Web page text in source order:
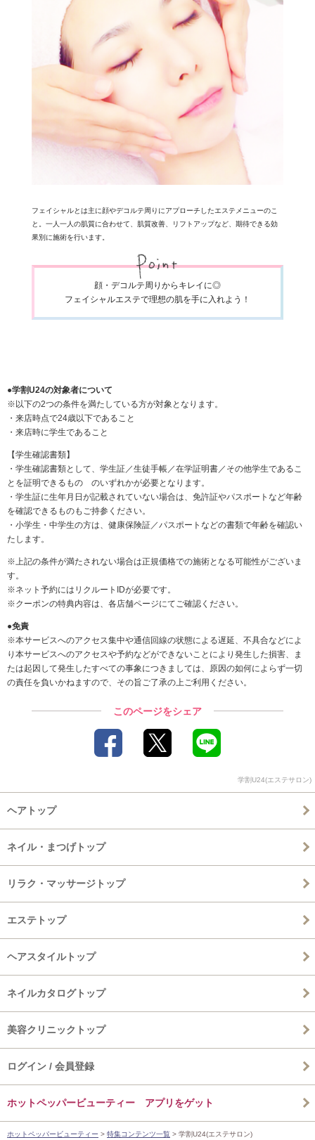
フェイシャルとは主に顔やデコルテ周りにアプローチしたエステメニューのこ
と。一人一人の肌質に合わせて、肌質改善、リフトアップなど、期待できる効
果別に施術を行います。
顔・デコルテ周りからキレイに◎
フェイシャルエステで理想の肌を手に入れよう！
●学割U24の対象者について
※以下の2つの条件を満たしている方が対象となります。
・来店時点で24歳以下であること
・来店時に学生であること
【学生確認書類】
・学生確認書類として、学生証／生徒手帳／在学証明書／その他学生であるこ
とを証明できるもの のいずれかが必要となります。
・学生証に生年月日が記載されていない場合は、免許証やパスポートなど年齢
を確認できるものもご持参ください。
・小学生・中学生の方は、健康保険証／パスポートなどの書類で年齢を確認い
たします。
※上記の条件が満たされない場合は正規価格での施術となる可能性がございま
す。
※ネット予約にはリクルートIDが必要です。
※クーポンの特典内容は、各店舗ページにてご確認ください。
●免責
※本サービスへのアクセス集中や通信回線の状態による遅延、不具合などによ
り本サービスへのアクセスや予約などができないことにより発生した損害、ま
たは起因して発生したすべての事象につきましては、原因の如何によらず一切
の責任を負いかねますので、その旨ご了承の上ご利用ください。
このページをシェア
学割U24(エステサロン)
ヘアトップ
ネイル・まつげトップ
リラク・マッサージトップ
エステトップ
ヘアスタイルトップ
ネイルカタログトップ
美容クリニックトップ
ログイン / 会員登録
ホットペッパービューティー アプリをゲット
ホットペッパービューティー > 特集コンテンツ一覧 > 学割U24(エステサロン)